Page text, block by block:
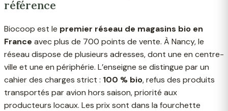
référence
Biocoop est le premier réseau de magasins bio en
France avec plus de 700 points de vente. À Nancy, le
réseau dispose de plusieurs adresses, dont une en centre-
ville et une en périphérie. L’enseigne se distingue par un
cahier des charges strict : 100 % bio, refus des produits
transportés par avion hors saison, priorité aux
producteurs locaux. Les prix sont dans la fourchette